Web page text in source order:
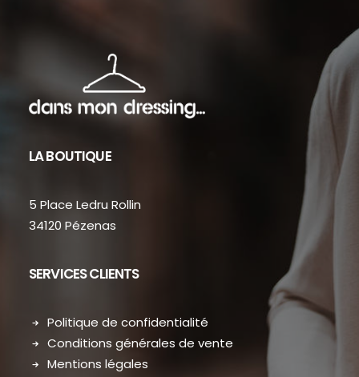
LA BOUTIQUE
5 Place Ledru Rollin
34120 Pézenas
SERVICES CLIENTS
Politique de confidentialité
Conditions générales de vente
Mentions légales